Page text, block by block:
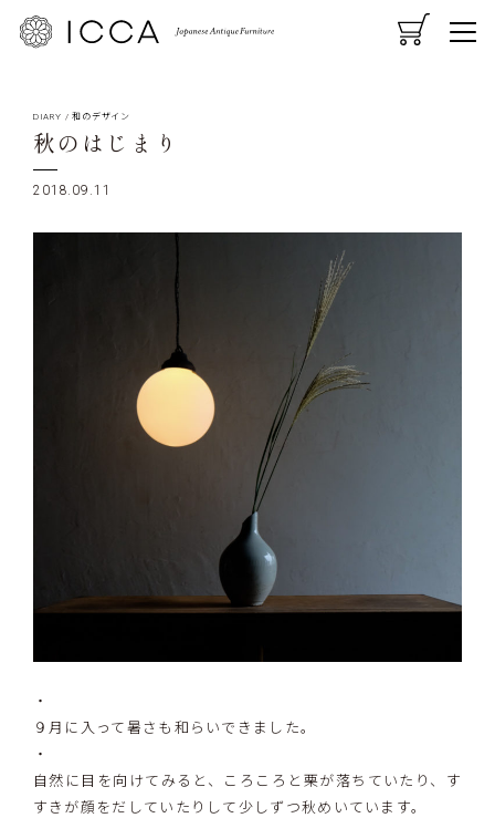
CART MENU
DIARY /和のデザイン
秋のはじまり
2018.09.11
・
９月に入って暑さも和らいできました。
・
自然に目を向けてみると、ころころと栗が落ちていたり、す
すきが顔をだしていたりして少しずつ秋めいています。